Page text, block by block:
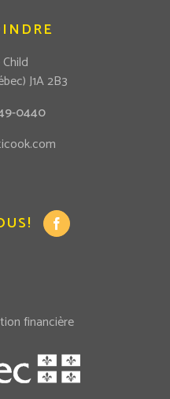
J1A 2B3
0440
financière